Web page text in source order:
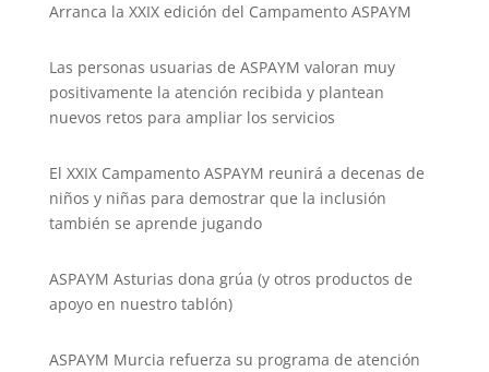
Arranca la XXIX edición del Campamento ASPAYM
Las personas usuarias de ASPAYM valoran muy
positivamente la atención recibida y plantean
nuevos retos para ampliar los servicios
El XXIX Campamento ASPAYM reunirá a decenas de
niños y niñas para demostrar que la inclusión
también se aprende jugando
ASPAYM Asturias dona grúa (y otros productos de
apoyo en nuestro tablón)
ASPAYM Murcia refuerza su programa de atención